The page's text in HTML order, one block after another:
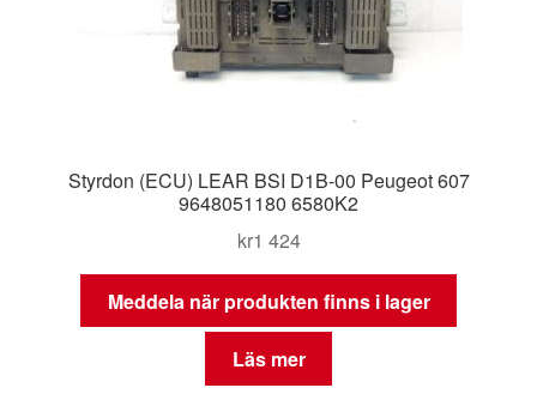
Styrdon (ECU) LEAR BSI D1B-00 Peugeot 607
9648051180 6580K2
kr1 424
Meddela när produkten finns i lager
Läs mer